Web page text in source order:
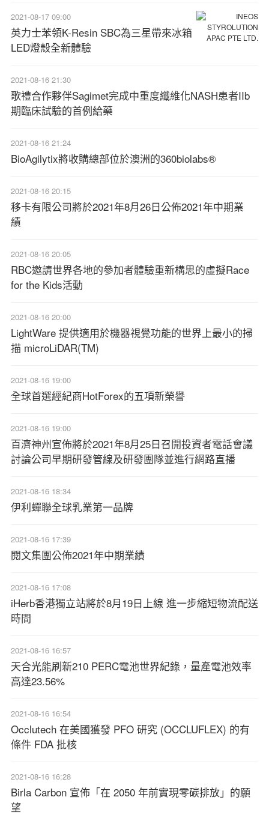
2021-08-17 09:00
英力士苯領K-Resin SBC為三星帶來冰箱
LED燈殼全新體驗
2021-08-16 21:30
歌禮合作夥伴Sagimet完成中重度纖維化NASH患者IIb
期臨床試驗的首例給藥
2021-08-16 21:24
BioAgilytix將收購總部位於澳洲的360biolabs®
2021-08-16 20:15
移卡有限公司將於2021年8月26日公佈2021年中期業
績
2021-08-16 20:05
RBC邀請世界各地的參加者體驗重新構思的虛擬Race
for the Kids活動
2021-08-16 20:00
LightWare 提供適用於機器視覺功能的世界上最小的掃
描 microLiDAR(TM)
2021-08-16 19:00
全球首選經紀商HotForex的五項新榮譽
2021-08-16 19:00
百濟神州宣佈將於2021年8月25日召開投資者電話會議
討論公司早期研發管線及研發團隊並進行網路直播
2021-08-16 18:34
伊利蟬聯全球乳業第一品牌
2021-08-16 17:39
閱文集團公佈2021年中期業績
2021-08-16 17:08
iHerb香港獨立站將於8月19日上線 進一步縮短物流配送
時間
2021-08-16 16:57
天合光能刷新210 PERC電池世界紀錄，量產電池效率
高達23.56%
2021-08-16 16:54
Occlutech 在美國獲發 PFO 研究 (OCCLUFLEX) 的有
條件 FDA 批核
2021-08-16 16:28
Birla Carbon 宣佈「在 2050 年前實現零碳排放」的願
望